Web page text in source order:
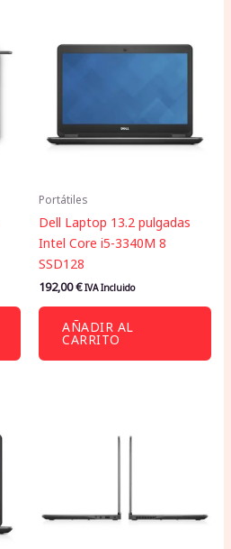
Portátiles
Dell Laptop 13.2 pulgadas
Intel Core i5-3340M 8
SSD128
192,00€ IVA Incluido
AÑADIR AL
CARRITO